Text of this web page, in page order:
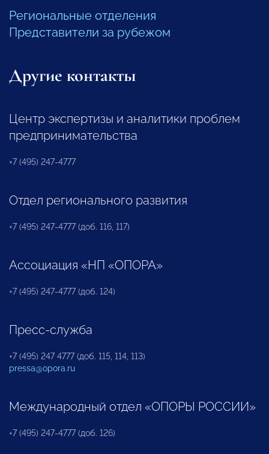
Региональные отделения
Представители за рубежом
Другие контакты
Центр экспертизы и аналитики проблем
предпринимательства
+7 (495) 247-4777
Отдел регионального развития
+7 (495) 247-4777 (доб. 116, 117)
Ассоциация «НП «ОПОРА»
+7 (495) 247-4777 (доб. 124)
Пресс-служба
+7 (495) 247 4777 (доб. 115, 114, 113)
pressa@opora.ru
Международный отдел «ОПОРЫ РОССИИ»
+7 (495) 247-4777 (доб. 126)